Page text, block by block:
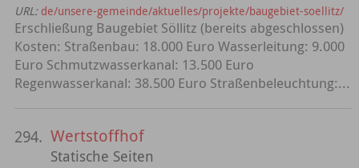
URL: de/unsere-gemeinde/aktuelles/projekte/baugebiet-soellitz/
Erschließung Baugebiet Söllitz (bereits abgeschlossen)
Kosten: Straßenbau: 18.000 Euro Wasserleitung: 9.000
Euro Schmutzwasserkanal: 13.500 Euro
Regenwasserkanal: 38.500 Euro Straßenbeleuchtung:...
294. Wertstoffhof
Statische Seiten